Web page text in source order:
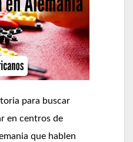
para buscar
en centros de
que hablen